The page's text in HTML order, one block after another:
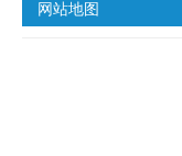
网站地图